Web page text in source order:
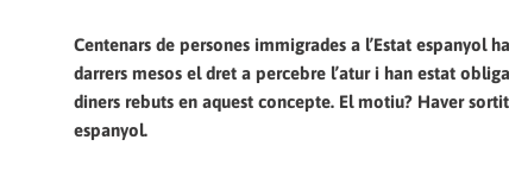
Centenars de persones immigrades a l’Estat espanyol
darrers mesos el dret a percebre l’atur i han estat
diners rebuts en aquest concepte. El motiu? Haver
espanyol.